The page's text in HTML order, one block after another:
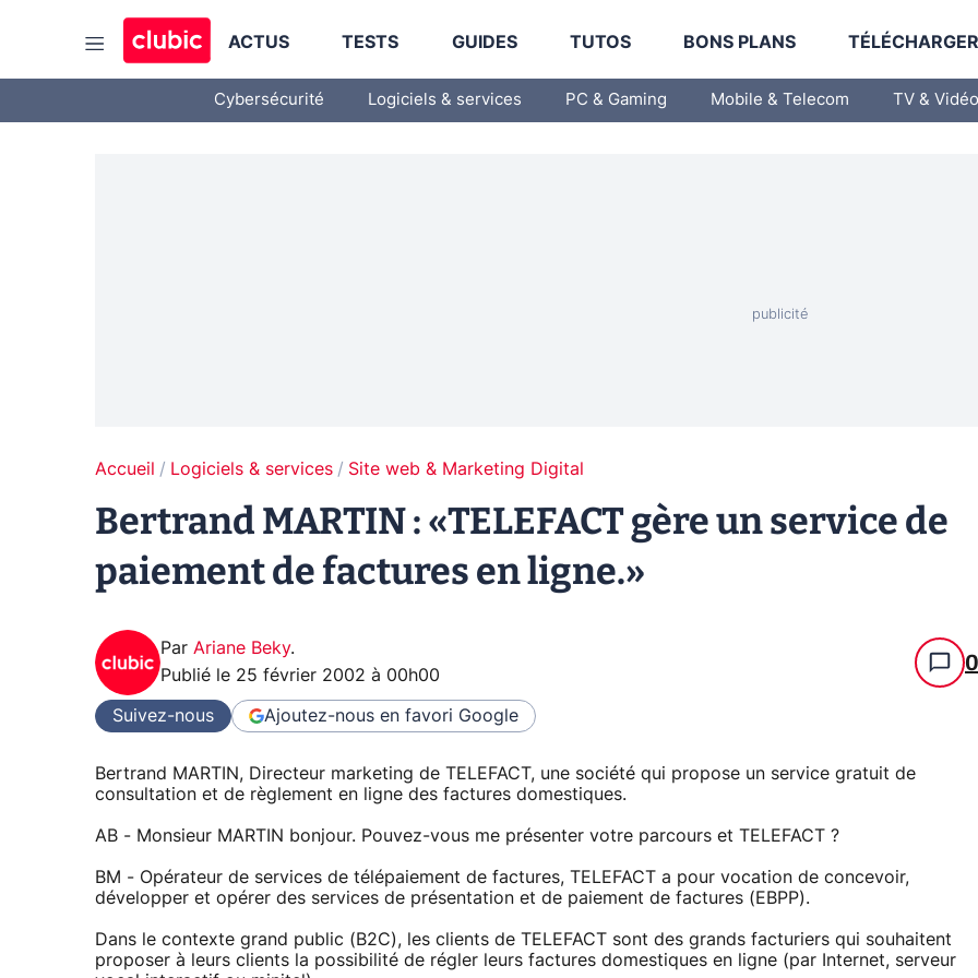
ACTUS TESTS GUIDES TUTOS BONS PLANS
Cybersécurité Logiciels & services PC & Gaming Mobile & Telecom TV & Vidéo
Accueil Logiciels & services Site web & Marketing Digital
Bertrand MARTIN : «TELEFACT gère un service de
paiement de factures en ligne.»
Par Ariane Beky.
Publié le 25 février 2002 à 00h00 0
Suivez-nous Ajoutez-nous en favori Google
Bertrand MARTIN, Directeur marketing de TELEFACT, une société qui propose un service gratuit de
consultation et de règlement en ligne des factures domestiques.
AB - Monsieur MARTIN bonjour. Pouvez-vous me présenter votre parcours et TELEFACT ?
BM - Opérateur de services de télépaiement de factures, TELEFACT a pour vocation de concevoir,
développer et opérer des services de présentation et de paiement de factures (EBPP).
Dans le contexte grand public (B2C), les clients de TELEFACT sont des grands facturiers qui souhaitent
proposer à leurs clients la possibilité de régler leurs factures domestiques en ligne (par Internet, serveur